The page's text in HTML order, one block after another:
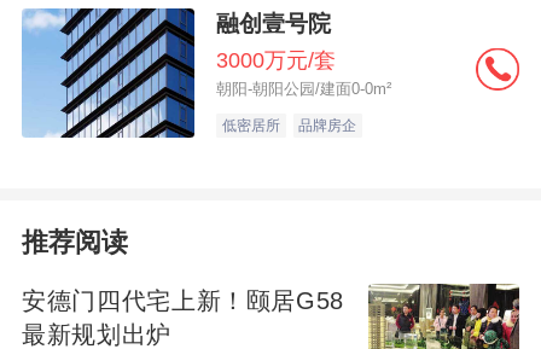
融创壹号院
3000万元/套
朝阳-朝阳公园/建面0-0m²
低密居所 品牌房企
推荐阅读
安德门四代宅上新！颐居G58
最新规划出炉